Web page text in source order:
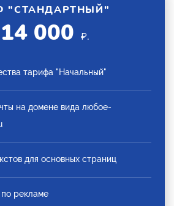
"СТАНДАРТНЫЙ"
14 000 ₽.
тарифа "Начальный"
на домене вида любое-
для основных страниц
по рекламе